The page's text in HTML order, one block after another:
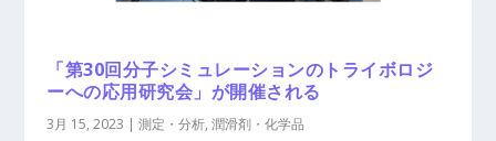
「第30回分子シミュレーションのトライボロジ
ーへの応用研究会」が開催される
3月 15, 2023 |測定・分析,潤滑剤・化学品